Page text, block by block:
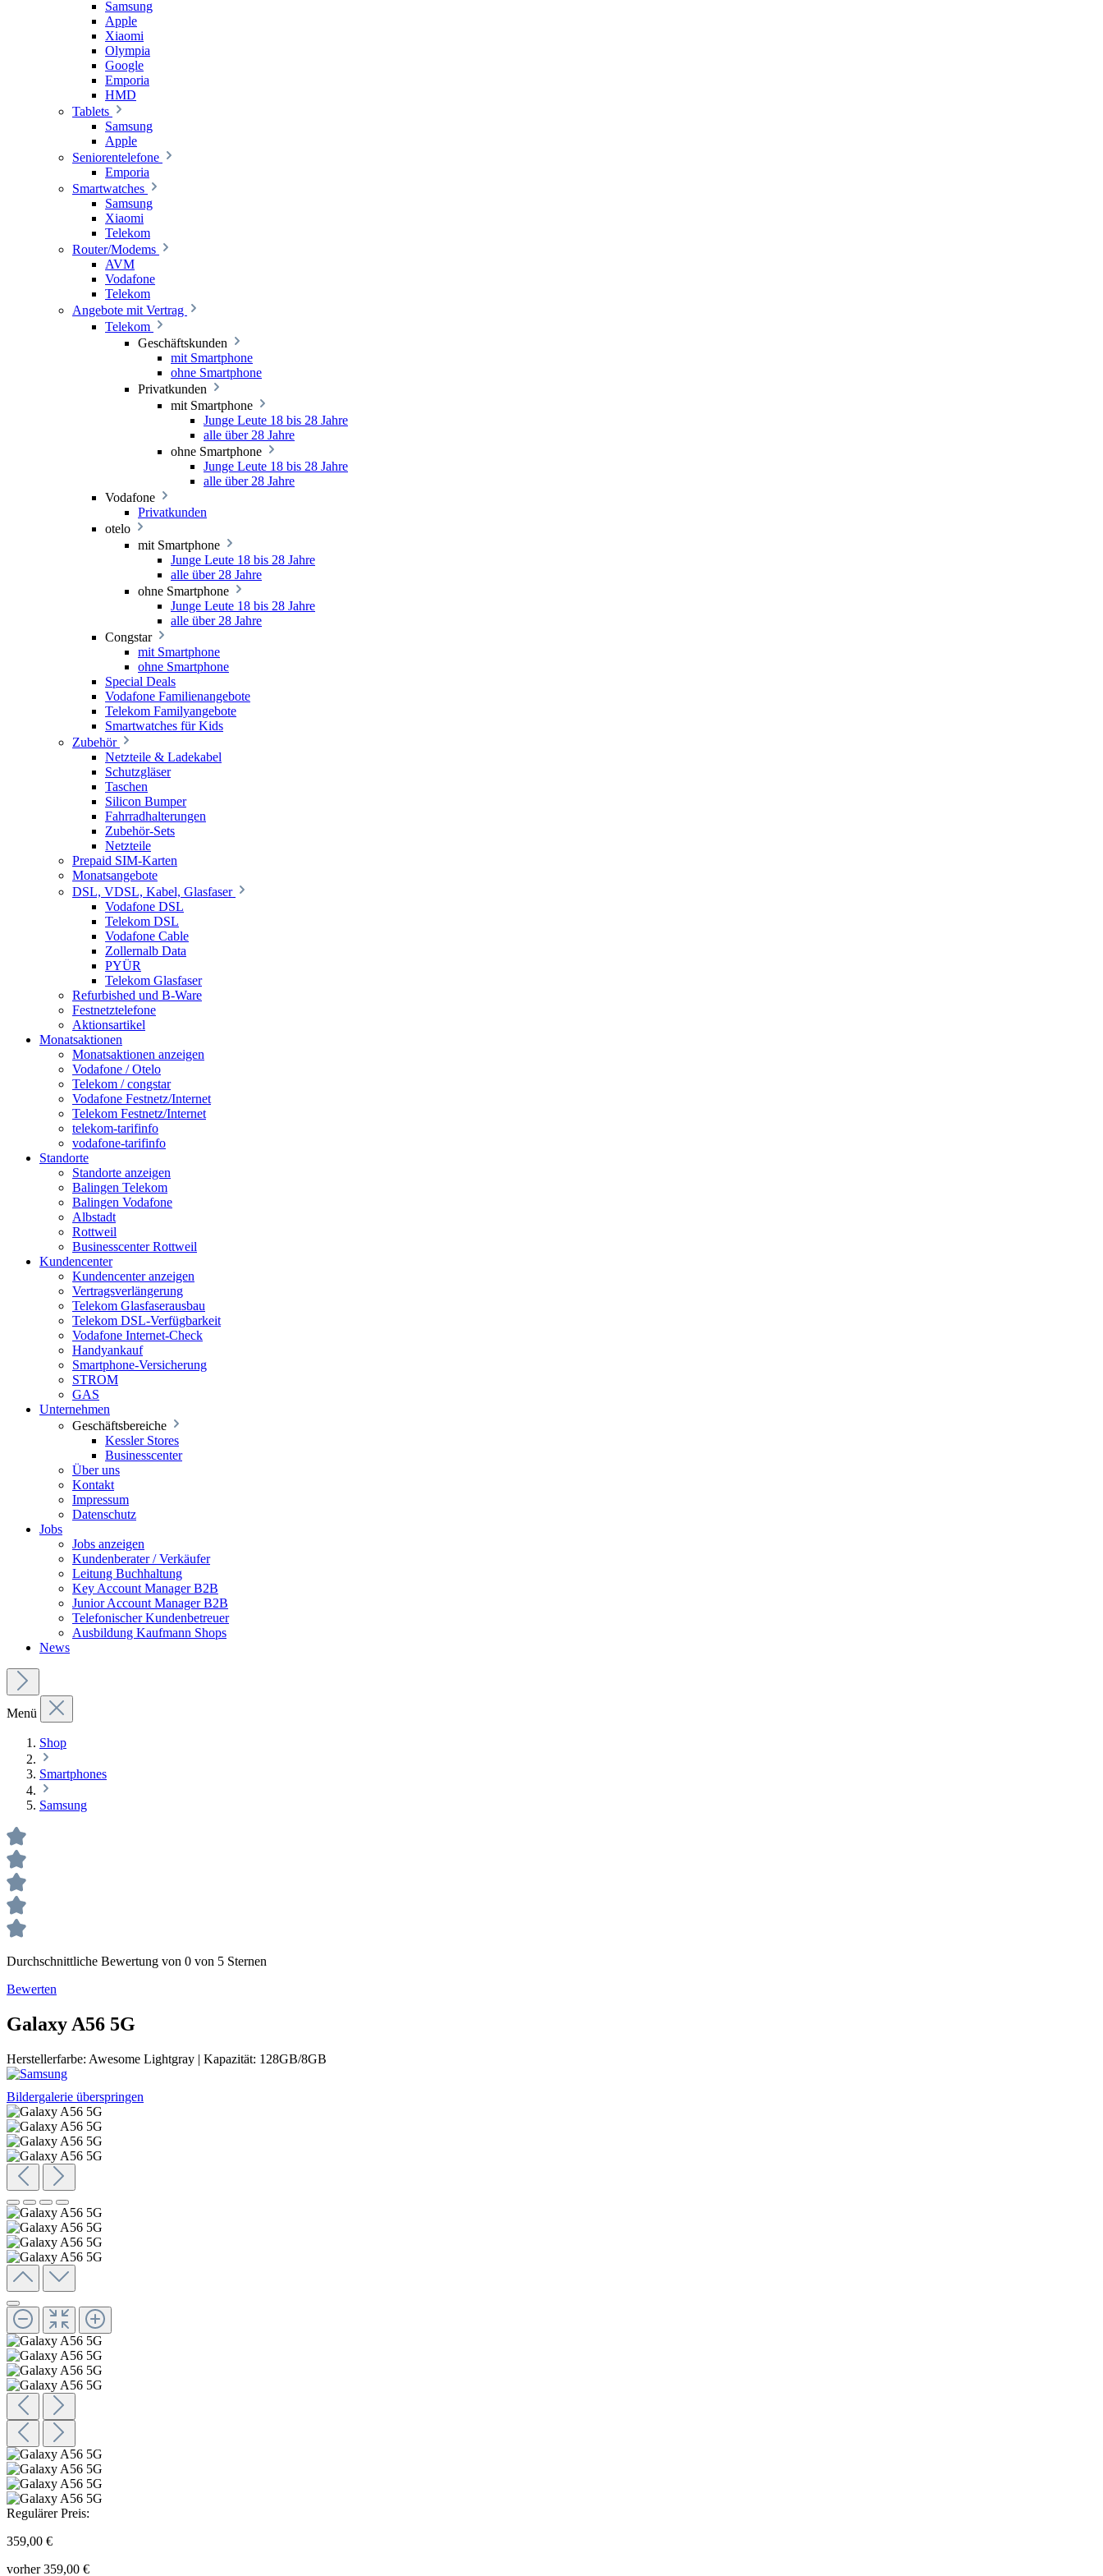
Samsung
Apple
Xiaomi
Olympia
Google
Emporia
HMD
Tablets
Samsung
Apple
Seniorentelefone
Emporia
Smartwatches
Samsung
Xiaomi
Telekom
Router/Modems
AVM
Vodafone
Telekom
Angebote mit Vertrag
Telekom
Geschäftskunden
mit Smartphone
ohne Smartphone
Privatkunden
mit Smartphone
Junge Leute 18 bis 28 Jahre
alle über 28 Jahre
ohne Smartphone
Junge Leute 18 bis 28 Jahre
alle über 28 Jahre
Vodafone
Privatkunden
otelo
mit Smartphone
Junge Leute 18 bis 28 Jahre
alle über 28 Jahre
ohne Smartphone
Junge Leute 18 bis 28 Jahre
alle über 28 Jahre
Congstar
mit Smartphone
ohne Smartphone
Special Deals
Vodafone Familienangebote
Telekom Familyangebote
Smartwatches für Kids
Zubehör
Netzteile & Ladekabel
Schutzgläser
Taschen
Silicon Bumper
Fahrradhalterungen
Zubehör-Sets
Netzteile
Prepaid SIM-Karten
Monatsangebote
DSL, VDSL, Kabel, Glasfaser
Vodafone DSL
Telekom DSL
Vodafone Cable
Zollernalb Data
PYÜR
Telekom Glasfaser
Refurbished und B-Ware
Festnetztelefone
Aktionsartikel
Monatsaktionen
Monatsaktionen anzeigen
Vodafone / Otelo
Telekom / congstar
Vodafone Festnetz/Internet
Telekom Festnetz/Internet
telekom-tarifinfo
vodafone-tarifinfo
Standorte
Standorte anzeigen
Balingen Telekom
Balingen Vodafone
Albstadt
Rottweil
Businesscenter Rottweil
Kundencenter
Kundencenter anzeigen
Vertragsverlängerung
Telekom Glasfaserausbau
Telekom DSL-Verfügbarkeit
Vodafone Internet-Check
Handyankauf
Smartphone-Versicherung
STROM
GAS
Unternehmen
Geschäftsbereiche
Kessler Stores
Businesscenter
Über uns
Kontakt
Impressum
Datenschutz
Jobs
Jobs anzeigen
Kundenberater / Verkäufer
Leitung Buchhaltung
Key Account Manager B2B
Junior Account Manager B2B
Telefonischer Kundenbetreuer
Ausbildung Kaufmann Shops
News
Menü
Shop
Smartphones
Samsung
Durchschnittliche Bewertung von 0 von 5 Sternen
Bewerten
Galaxy A56 5G
Herstellerfarbe: Awesome Lightgray | Kapazität: 128GB/8GB
Bildergalerie überspringen
Regulärer Preis:
359,00 €
vorher 359,00 €